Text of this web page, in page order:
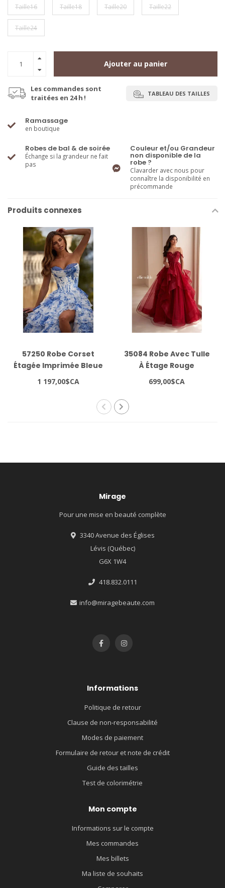
Taille16 Taille18 Taille20 Taille22
Taille24
Ajouter au panier
Les commandes sont
traitées en 24 h !
TABLEAU DES TAILLES
Ramassage
en boutique
Robes de bal & de soirée
Échange si la grandeur ne fait
pas
Couleur et/ou Grandeur
non disponible de la
robe ?
Clavarder avec nous pour
connaître la disponibilité en
précommande
Produits connexes
57250 Robe Corset
Étagée Imprimée Bleue
1 197,00$CA
35084 Robe Avec Tulle
À Étage Rouge
699,00$CA
Mirage
Pour une mise en beauté complète
3340 Avenue des Églises
Lévis (Québec)
G6X 1W4
418.832.0111
info@miragebeaute.com
Informations
Politique de retour
Clause de non-responsabilité
Modes de paiement
Formulaire de retour et note de crédit
Guide des tailles
Test de colorimétrie
Mon compte
Informations sur le compte
Mes commandes
Mes billets
Ma liste de souhaits